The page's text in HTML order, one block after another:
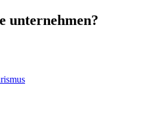
unternehmen?